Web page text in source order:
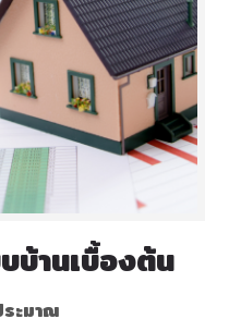
บ้านเบื้องต้น
ระมาณ